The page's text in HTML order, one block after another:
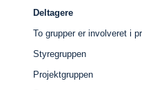
Deltagere
To grupper er involveret i
Styregruppen
Projektgruppen